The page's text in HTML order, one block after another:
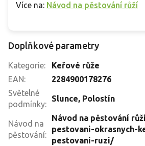
Více na: Návod na pěstování růží
Doplňkové parametry
Kategorie:
Keřové růže
EAN:
2284900178276
Světelné
podmínky:
Slunce, Polostín
Návod na
pěstování:
Návod na pěstování
pestovani-okrasnych-
pestovani-ruzi/